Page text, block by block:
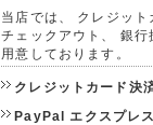
当店では、 クレジッ
チェックアウト、 銀
用意しております。
クレジットカード決
PayPal エクスプレ